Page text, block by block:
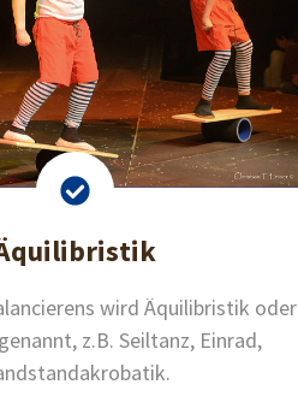
wird Äquilibristik oder
z.B. Seiltanz, Einrad,